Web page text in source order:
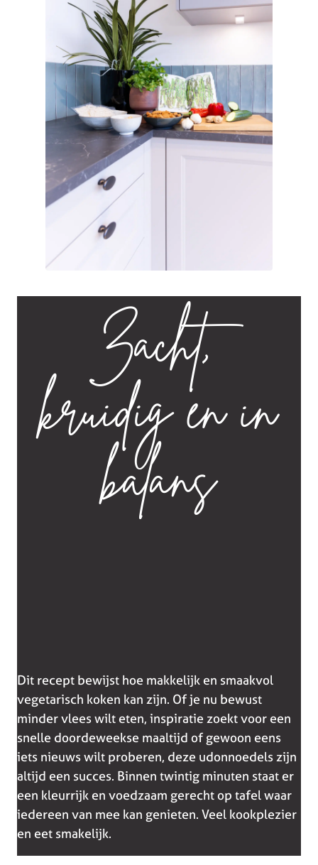
Zacht,
kruidig en in
balans
Dit recept bewijst hoe makkelijk en smaakvol
vegetarisch koken kan zijn. Of je nu bewust
minder vlees wilt eten, inspiratie zoekt voor een
snelle doordeweekse maaltijd of gewoon eens
iets nieuws wilt proberen, deze udonnoedels zijn
altijd een succes. Binnen twintig minuten staat er
een kleurrijk en voedzaam gerecht op tafel waar
iedereen van mee kan genieten. Veel kookplezier
en eet smakelijk.